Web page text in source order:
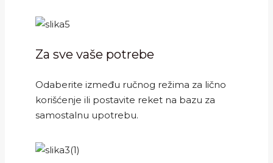
Za sve vaše potrebe
Odaberite između ručnog režima za lično
korišćenje ili postavite reket na bazu za
samostalnu upotrebu.